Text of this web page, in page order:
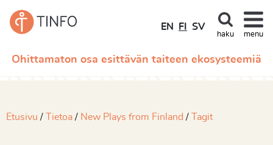
Ohittamaton osa esittävän taiteen ekosysteemiä
EN FI SV
haku menu
Etusivu Tietoa New Plays from Finland Tagit